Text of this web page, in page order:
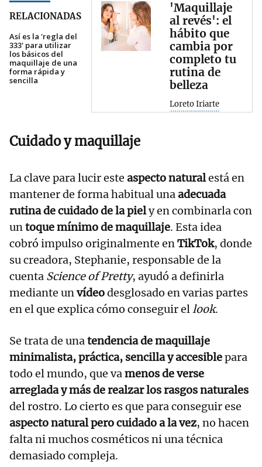
RELACIONADAS
Así es la 'regla del
333' para utilizar
los básicos del
maquillaje de una
forma rápida y
sencilla
'Maquillaje
al revés': el
hábito que
cambia por
completo tu
rutina de
belleza
Loreto Iriarte
Cuidado y maquillaje
La clave para lucir este aspecto naturalestá en
mantener de forma habitual unaadecuada
rutina de cuidadode la piely en combinarla con
untoque mínimo de maquillaje. Esta idea
cobró impulso originalmente enTikTok, donde
su creadora, Stephanie, responsable de la
cuenta Science of Pretty, ayudó a definirla
mediante unvídeodesglosado en varias partes
en el que explica cómo conseguir ellook.
Se trata de unatendencia de maquillaje
minimalista, práctica, sencilla y accesiblepara
todo el mundo, que vamenos de verse
arreglada y más de realzar los rasgos naturales
del rostro. Lo cierto es que para conseguir ese
aspecto natural pero cuidado a la vez, no hacen
falta ni muchos cosméticos ni una técnica
demasiado compleja.